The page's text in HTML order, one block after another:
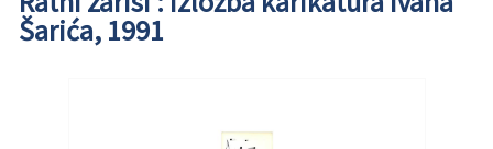
Šarića, 1991